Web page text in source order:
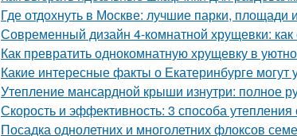
Где отдохнуть в Москве: лучшие парки, площади
Современный дизайн 4-комнатной хрущевки:
Как превратить однокомнатную хрущевку в
Какие интересные факты о Екатеринбурге
Утепление мансардной крыши изнутри: полное
Скорость и эффективность: 3 способа
Посадка однолетних и многолетних флоксов